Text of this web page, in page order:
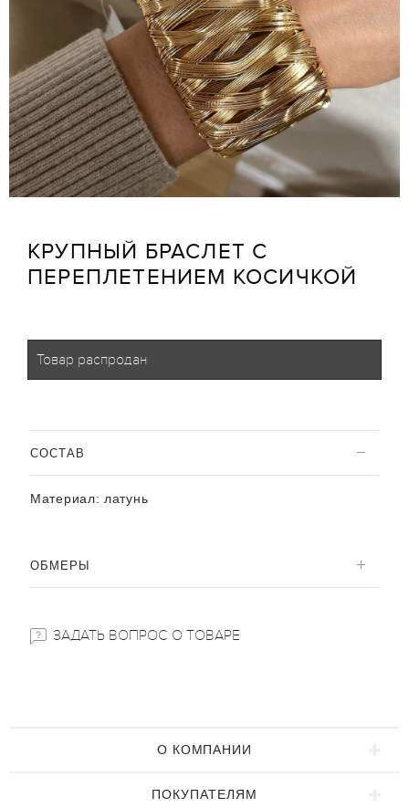
КРУПНЫЙ БРАСЛЕТ С
ПЕРЕПЛЕТЕНИЕМ КОСИЧКОЙ
Товар распродан
CОСТАВ
Материал: латунь
ОБМЕРЫ
ЗАДАТЬ ВОПРОС О ТОВАРЕ
О КОМПАНИИ
ПОКУПАТЕЛЯМ